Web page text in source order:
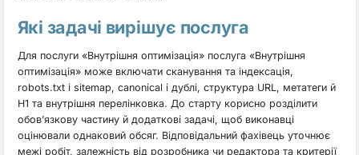
Які задачі вирішує послуга
Для послуги «Внутрішня оптимізація» послуга «Внутрішня
оптимізація» може включати сканування та індексація,
robots.txt і sitemap, canonical і дублі, структура URL, метатеги й
H1 та внутрішня перелінковка. До старту корисно розділити
обов’язкову частину й додаткові задачі, щоб виконавці
оцінювали однаковий обсяг. Відповідальний фахівець уточнює
межі робіт, залежність від розробника чи редактора та критерії